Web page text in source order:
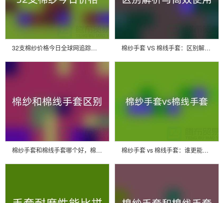
32支棉纱价格今日全球网追踪：实时行情与市场洞察 棉纱手套 VS 棉线手套：区别解析与高效使用指南
棉纱手套和棉线手套哪个好，棉纱手套和棉线手套哪个价格贵一些 棉纱手套 vs 棉线手套：谁更能扛住高温考验？